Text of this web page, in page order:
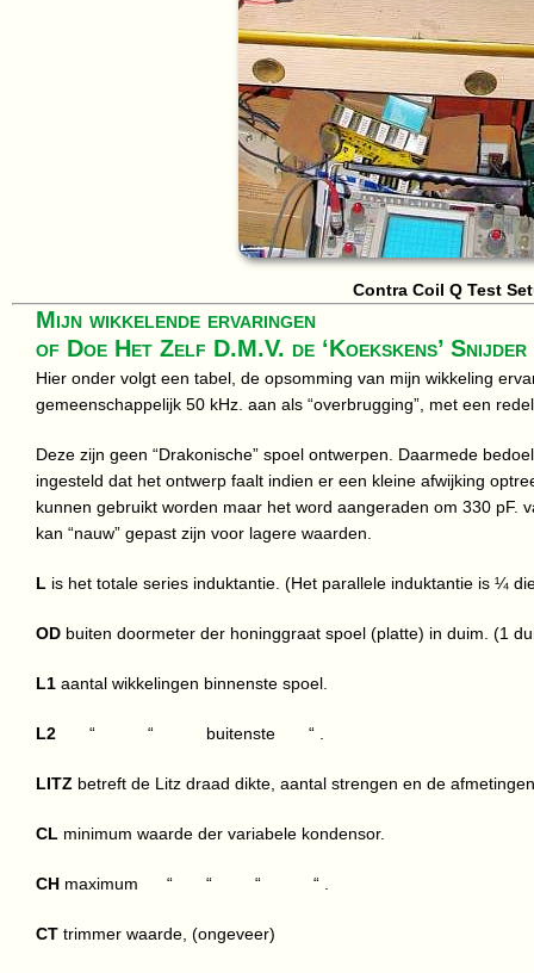
Contra Coil Q Test
Mijn wikkelende ervaringen
of Doe Het Zelf D.M.V. de ‘Koekskens’
Hier onder volgt een tabel, de opsomming van mijn wikkeling
gemeenschappelijk 50 kHz. aan als “overbrugging”, met een
Deze zijn geen “Drakonische” spoel ontwerpen. Daarmede
ingesteld dat het ontwerp faalt indien er een kleine afwijking
kunnen gebruikt worden maar het word aangeraden om 330 pF.
kan “nauw” gepast zijn voor lagere waarden.
L is het totale series induktantie. (Het parallele induktantie is ¼
OD buiten doormeter der honinggraat spoel (platte) in duim. (1
L1 aantal wikkelingen binnenste spoel.
L2 “ “ buitenste “ .
LITZ betreft de Litz draad dikte, aantal strengen en de
CL minimum waarde der variabele kondensor.
CH maximum “ “ “ “ .
CT trimmer waarde, (ongeveer)